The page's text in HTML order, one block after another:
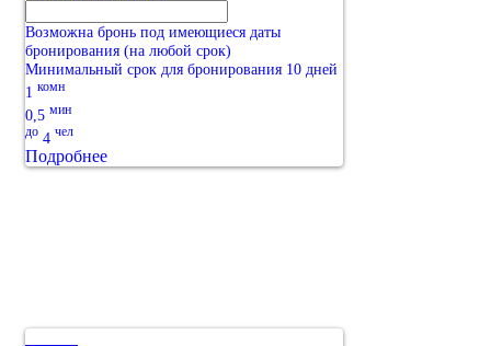
Возможна бронь под имеющиеся даты
бронирования (на любой срок)
Минимальный срок для бронирования 10 дней
1 комн
0,5 мин
до 4 чел
Подробнее